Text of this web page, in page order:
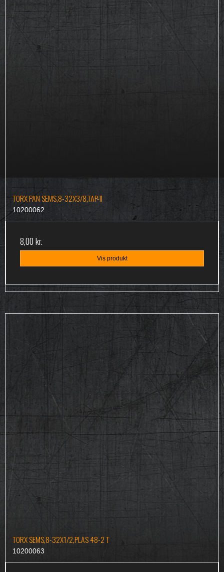
TORX PAN SEMS,8-32X3/8,TAP-II
10200062
8,00 kr.
Vis produkt
TORX SEMS,8-32X1/2,PLAS 48-2 T
10200063